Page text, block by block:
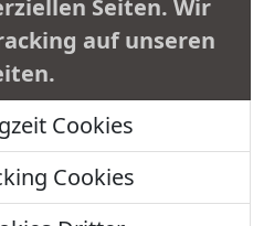
Seiten. Wir
auf unseren
Cookies
Cookies